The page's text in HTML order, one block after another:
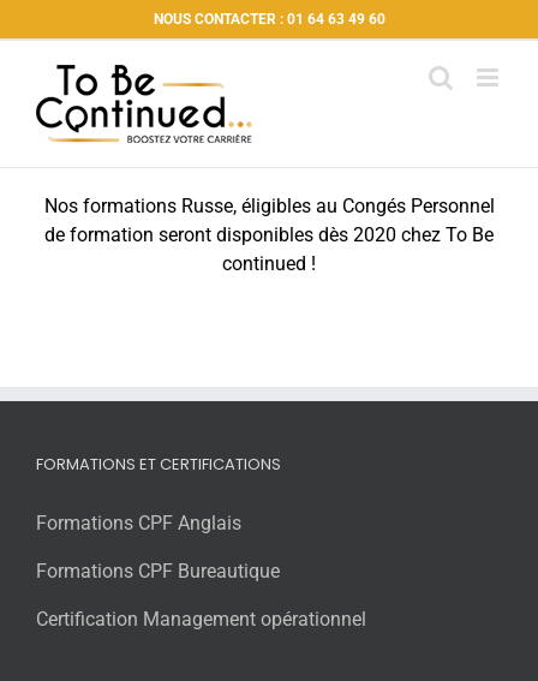
au
contenu
NOUS CONTACTER : 01 64 63 49 60
Nos formations Russe, éligibles au Congés Personnel
de formation seront disponibles dès 2020 chez To Be
continued !
FORMATIONS ET CERTIFICATIONS
Formations CPF Anglais
Formations CPF Bureautique
Certification Management opérationnel